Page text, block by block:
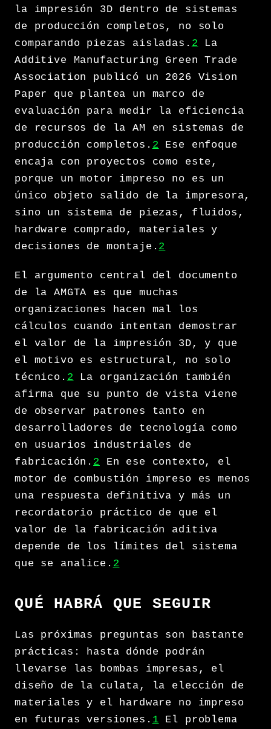
la impresión 3D dentro de sistemas
de producción completos, no solo
comparando piezas aisladas. 2 La
Additive Manufacturing Green Trade
Association publicó un 2026 Vision
Paper que plantea un marco de
evaluación para medir la eficiencia
de recursos de la AM en sistemas de
producción completos. 2 Ese enfoque
encaja con proyectos como este,
porque un motor impreso no es un
único objeto salido de la impresora,
sino un sistema de piezas, fluidos,
hardware comprado, materiales y
decisiones de montaje. 2
El argumento central del documento
de la AMGTA es que muchas
organizaciones hacen mal los
cálculos cuando intentan demostrar
el valor de la impresión 3D, y que
el motivo es estructural, no solo
técnico. 2 La organización también
afirma que su punto de vista viene
de observar patrones tanto en
desarrolladores de tecnología como
en usuarios industriales de
fabricación. 2
En ese contexto, el
motor de combustión impreso es menos
una respuesta definitiva y más un
recordatorio práctico de que el
valor de la fabricación aditiva
depende de los límites del sistema
que se analice. 2
QUÉ HABRÁ QUE SEGUIR
Las próximas preguntas son bastante
prácticas: hasta dónde podrán
llevarse las bombas impresas, el
diseño de la culata, la elección de
materiales y el hardware no impreso
en futuras versiones. 1 El problema